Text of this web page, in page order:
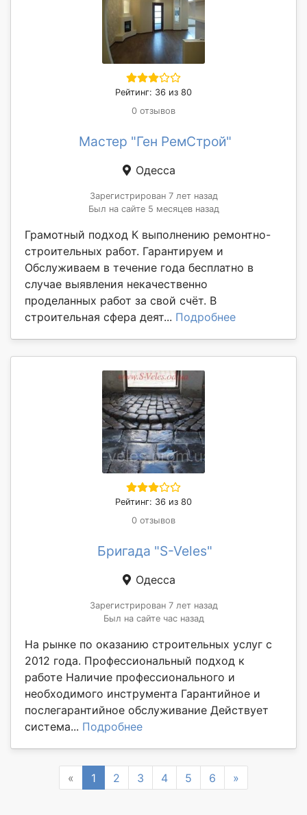
Рейтинг: 36 из 80
0 отзывов
Мастер "Ген РемСтрой"
Одесса
Зарегистрирован 7 лет назад
Был на сайте 5 месяцев назад
Грамотный подход К выполнению ремонтно-
строительных работ. Гарантируем и
Обслуживаем в течение года бесплатно в
случае выявления некачественно
проделанных работ за свой счёт. В
строительная сфера деят... Подробнее
Рейтинг: 36 из 80
0 отзывов
Бригада "S-Veles"
Одесса
Зарегистрирован 7 лет назад
Был на сайте час назад
На рынке по оказанию строительных услуг с
2012 года. Профессиональный подход к
работе Наличие профессионального и
необходимого инструмента Гарантийное и
послегарантийное обслуживание Действует
система... Подробнее
« Previous
1 2 3 4 5 6 »